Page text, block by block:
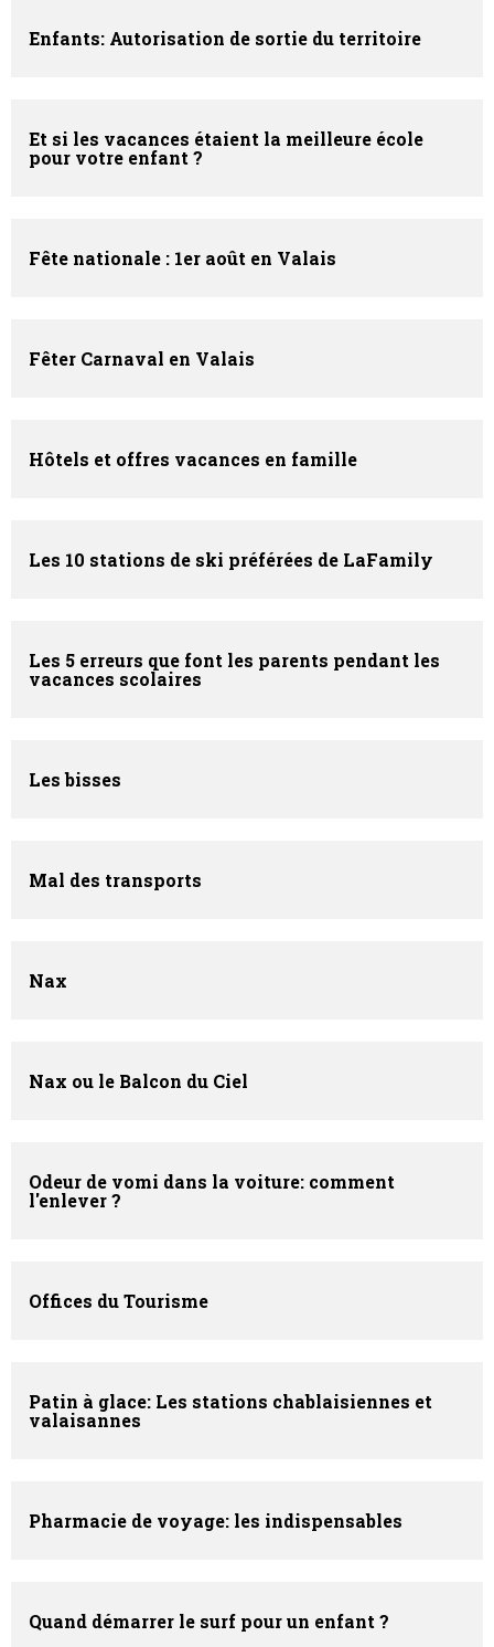
Enfants: Autorisation de sortie du territoire
Et si les vacances étaient la meilleure école
pour votre enfant ?
Fête nationale : 1er août en Valais
Fêter Carnaval en Valais
Hôtels et offres vacances en famille
Les 10 stations de ski préférées de LaFamily
Les 5 erreurs que font les parents pendant les
vacances scolaires
Les bisses
Mal des transports
Nax
Nax ou le Balcon du Ciel
Odeur de vomi dans la voiture: comment
l'enlever ?
Offices du Tourisme
Patin à glace: Les stations chablaisiennes et
valaisannes
Pharmacie de voyage: les indispensables
Quand démarrer le surf pour un enfant ?